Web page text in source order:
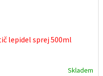
lepidel sprej 500ml
Skladem